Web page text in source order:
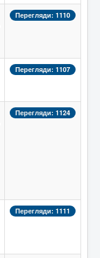
Перегляди: 1110
Перегляди: 1107
Перегляди: 1124
Перегляди: 1111